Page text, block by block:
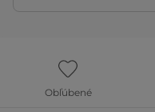
Obľúbené